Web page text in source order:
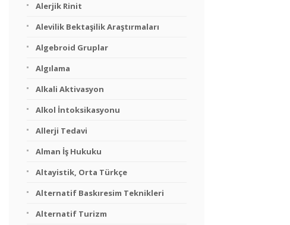
Alerjik Rinit
Alevilik Bektaşilik Araştırmaları
Algebroid Gruplar
Algılama
Alkali Aktivasyon
Alkol İntoksikasyonu
Allerji Tedavi
Alman İş Hukuku
Altayistik, Orta Türkçe
Alternatif Baskıresim Teknikleri
Alternatif Turizm